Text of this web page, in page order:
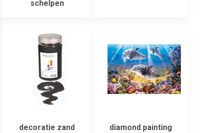
schelpen
decoratie zand diamond painting